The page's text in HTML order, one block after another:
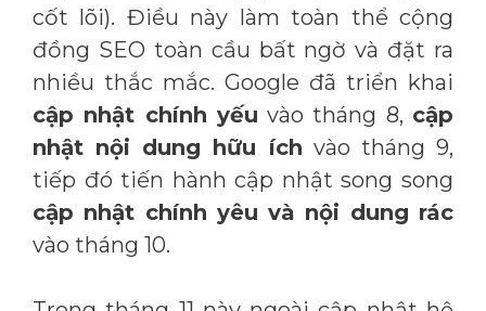
cốt lõi). Điều này làm toàn thể cộng
đồng SEO toàn cầu bất ngờ và đặt ra
nhiều thắc mắc. Google đã triển khai
cập nhật chính yếu vào tháng 8, cập
nhật nội dung hữu ích vào tháng 9,
tiếp đó tiến hành cập nhật song song
cập nhật chính yêu và nội dung rác
vào tháng 10.